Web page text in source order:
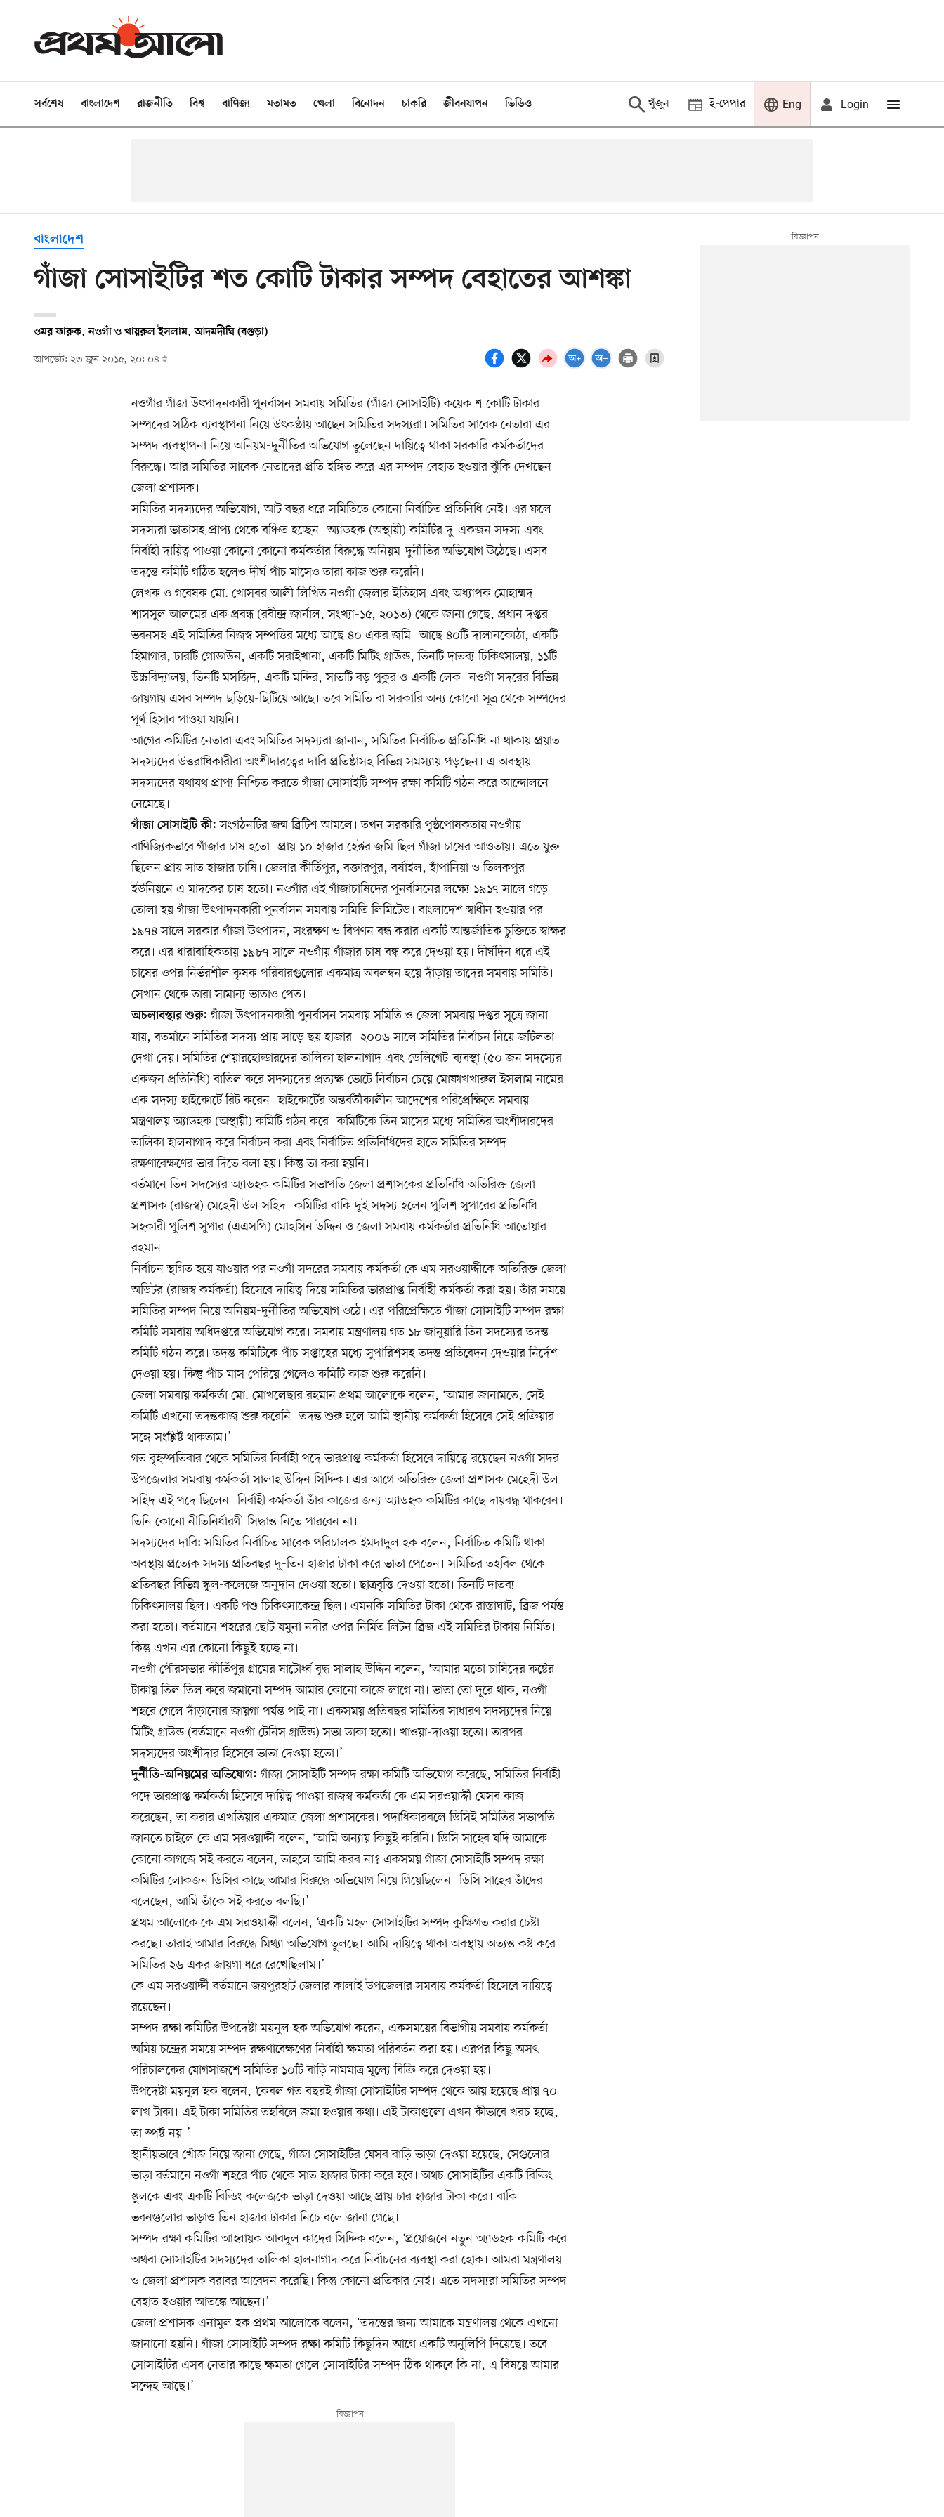
সর্বশেষ বাংলাদেশ রাজনীতি বিশ্ব বাণিজ্য মতামত খেলা বিনোদন চাকরি জীবনযাপন ভিডিও খুঁজুন ই-পেপার Eng Login
বাংলাদেশ
গাঁজা সোসাইটির শত কোটি টাকার সম্পদ বেহাতের আশঙ্কা
ওমর ফারুক, নওগাঁ ও খায়রুল ইসলাম, আদমদীঘি (বগুড়া)
আপডেট: ২৩ জুন ২০১৫, ২০: ০৪
নওগাঁর গাঁজা উৎপাদনকারী পুনর্বাসন সমবায় সমিতির (গাঁজা সোসাইটি) কয়েক শ কোটি টাকার
সম্পদের সঠিক ব্যবস্থাপনা নিয়ে উৎকণ্ঠায় আছেন সমিতির সদস্যরা। সমিতির সাবেক নেতারা এর
সম্পদ ব্যবস্থাপনা নিয়ে অনিয়ম-দুর্নীতির অভিযোগ তুলেছেন দায়িত্বে থাকা সরকারি কর্মকর্তাদের
বিরুদ্ধে। আর সমিতির সাবেক নেতাদের প্রতি ইঙ্গিত করে এর সম্পদ বেহাত হওয়ার ঝুঁকি দেখছেন
জেলা প্রশাসক।
সমিতির সদস্যদের অভিযোগ, আট বছর ধরে সমিতিতে কোনো নির্বাচিত প্রতিনিধি নেই। এর ফলে
সদস্যরা ভাতাসহ প্রাপ্য থেকে বঞ্চিত হচ্ছেন। অ্যাডহক (অস্থায়ী) কমিটির দু-একজন সদস্য এবং
নির্বাহী দায়িত্ব পাওয়া কোনো কোনো কর্মকর্তার বিরুদ্ধে অনিয়ম-দুর্নীতির অভিযোগ উঠেছে। এসব
তদন্তে কমিটি গঠিত হলেও দীর্ঘ পাঁচ মাসেও তারা কাজ শুরু করেনি।
লেখক ও গবেষক মো. খোসবর আলী লিখিত নওগাঁ জেলার ইতিহাস এবং অধ্যাপক মোহাম্মদ
শাসসুল আলমের এক প্রবন্ধ (রবীন্দ্র জার্নাল, সংখ্যা-১৫, ২০১৩) থেকে জানা গেছে, প্রধান দপ্তর
ভবনসহ এই সমিতির নিজস্ব সম্পত্তির মধ্যে আছে ৪০ একর জমি। আছে ৪০টি দালানকোঠা, একটি
হিমাগার, চারটি গোডাউন, একটি সরাইখানা, একটি মিটিং গ্রাউন্ড, তিনটি দাতব্য চিকিৎসালয়, ১১টি
উচ্চবিদ্যালয়, তিনটি মসজিদ, একটি মন্দির, সাতটি বড় পুকুর ও একটি লেক। নওগাঁ সদরের বিভিন্ন
জায়গায় এসব সম্পদ ছড়িয়ে-ছিটিয়ে আছে। তবে সমিতি বা সরকারি অন্য কোনো সূত্র থেকে সম্পদের
পূর্ণ হিসাব পাওয়া যায়নি।
আগের কমিটির নেতারা এবং সমিতির সদস্যরা জানান, সমিতির নির্বাচিত প্রতিনিধি না থাকায় প্রয়াত
সদস্যদের উত্তরাধিকারীরা অংশীদারত্বের দাবি প্রতিষ্ঠাসহ বিভিন্ন সমস্যায় পড়ছেন। এ অবস্থায়
সদস্যদের যথাযথ প্রাপ্য নিশ্চিত করতে গাঁজা সোসাইটি সম্পদ রক্ষা কমিটি গঠন করে আন্দোলনে
নেমেছে।
গাঁজা সোসাইটি কী: সংগঠনটির জন্ম ব্রিটিশ আমলে। তখন সরকারি পৃষ্ঠপোষকতায় নওগাঁয়
বাণিজ্যিকভাবে গাঁজার চাষ হতো। প্রায় ১০ হাজার হেক্টর জমি ছিল গাঁজা চাষের আওতায়। এতে যুক্ত
ছিলেন প্রায় সাত হাজার চাষি। জেলার কীর্তিপুর, বক্তারপুর, বর্ষাইল, হাঁপানিয়া ও তিলকপুর
ইউনিয়নে এ মাদকের চাষ হতো। নওগাঁর এই গাঁজাচাষিদের পুনর্বাসনের লক্ষ্যে ১৯১৭ সালে গড়ে
তোলা হয় গাঁজা উৎপাদনকারী পুনর্বাসন সমবায় সমিতি লিমিটেড। বাংলাদেশ স্বাধীন হওয়ার পর
১৯৭৪ সালে সরকার গাঁজা উৎপাদন, সংরক্ষণ ও বিপণন বন্ধ করার একটি আন্তর্জাতিক চুক্তিতে স্বাক্ষর
করে। এর ধারাবাহিকতায় ১৯৮৭ সালে নওগাঁয় গাঁজার চাষ বন্ধ করে দেওয়া হয়। দীর্ঘদিন ধরে এই
চাষের ওপর নির্ভরশীল কৃষক পরিবারগুলোর একমাত্র অবলম্বন হয়ে দাঁড়ায় তাদের সমবায় সমিতি।
সেখান থেকে তারা সামান্য ভাতাও পেত।
অচলাবস্থার শুরু: গাঁজা উৎপাদনকারী পুনর্বাসন সমবায় সমিতি ও জেলা সমবায় দপ্তর সূত্রে জানা
যায়, বতর্মানে সমিতির সদস্য প্রায় সাড়ে ছয় হাজার। ২০০৬ সালে সমিতির নির্বাচন নিয়ে জটিলতা
দেখা দেয়। সমিতির শেয়ারহোল্ডারদের তালিকা হালনাগাদ এবং ডেলিগেট-ব্যবস্থা (৫০ জন সদস্যের
একজন প্রতিনিধি) বাতিল করে সদস্যদের প্রত্যক্ষ ভোটে নির্বাচন চেয়ে মোফাখখারুল ইসলাম নামের
এক সদস্য হাইকোর্টে রিট করেন। হাইকোর্টের অন্তর্বর্তীকালীন আদেশের পরিপ্রেক্ষিতে সমবায়
মন্ত্রণালয় অ্যাডহক (অস্থায়ী) কমিটি গঠন করে। কমিটিকে তিন মাসের মধ্যে সমিতির অংশীদারদের
তালিকা হালনাগাদ করে নির্বাচন করা এবং নির্বাচিত প্রতিনিধিদের হাতে সমিতির সম্পদ
রক্ষণাবেক্ষণের ভার দিতে বলা হয়। কিন্তু তা করা হয়নি।
বর্তমানে তিন সদস্যের অ্যাডহক কমিটির সভাপতি জেলা প্রশাসকের প্রতিনিধি অতিরিক্ত জেলা
প্রশাসক (রাজস্ব) মেহেদী উল সহিদ। কমিটির বাকি দুই সদস্য হলেন পুলিশ সুপারের প্রতিনিধি
সহকারী পুলিশ সুপার (এএসপি) মোহসিন উদ্দিন ও জেলা সমবায় কর্মকর্তার প্রতিনিধি আতোয়ার
রহমান।
নির্বাচন স্থগিত হয়ে যাওয়ার পর নওগাঁ সদরের সমবায় কর্মকর্তা কে এম সরওয়ার্দ্দীকে অতিরিক্ত জেলা
অডিটর (রাজস্ব কর্মকর্তা) হিসেবে দায়িত্ব দিয়ে সমিতির ভারপ্রাপ্ত নির্বাহী কর্মকর্তা করা হয়। তাঁর সময়ে
সমিতির সম্পদ নিয়ে অনিয়ম-দুর্নীতির অভিযোগ ওঠে। এর পরিপ্রেক্ষিতে গাঁজা সোসাইটি সম্পদ রক্ষা
কমিটি সমবায় অধিদপ্তরে অভিযোগ করে। সমবায় মন্ত্রণালয় গত ১৮ জানুয়ারি তিন সদস্যের তদন্ত
কমিটি গঠন করে। তদন্ত কমিটিকে পাঁচ সপ্তাহের মধ্যে সুপারিশসহ তদন্ত প্রতিবেদন দেওয়ার নির্দেশ
দেওয়া হয়। কিন্তু পাঁচ মাস পেরিয়ে গেলেও কমিটি কাজ শুরু করেনি।
জেলা সমবায় কর্মকর্তা মো. মোখলেছার রহমান প্রথম আলোকে বলেন, ‘আমার জানামতে, সেই
কমিটি এখনো তদন্তকাজ শুরু করেনি। তদন্ত শুরু হলে আমি স্থানীয় কর্মকর্তা হিসেবে সেই প্রক্রিয়ার
সঙ্গে সংশ্লিষ্ট থাকতাম।’
গত বৃহস্পতিবার থেকে সমিতির নির্বাহী পদে ভারপ্রাপ্ত কর্মকর্তা হিসেবে দায়িত্বে রয়েছেন নওগাঁ সদর
উপজেলার সমবায় কর্মকর্তা সালাহ উদ্দিন সিদ্দিক। এর আগে অতিরিক্ত জেলা প্রশাসক মেহেদী উল
সহিদ এই পদে ছিলেন। নির্বাহী কর্মকর্তা তাঁর কাজের জন্য অ্যাডহক কমিটির কাছে দায়বদ্ধ থাকবেন।
তিনি কোনো নীতিনির্ধারণী সিদ্ধান্ত নিতে পারবেন না।
সদস্যদের দাবি: সমিতির নির্বাচিত সাবেক পরিচালক ইমদাদুল হক বলেন, নির্বাচিত কমিটি থাকা
অবস্থায় প্রত্যেক সদস্য প্রতিবছর দু-তিন হাজার টাকা করে ভাতা পেতেন। সমিতির তহবিল থেকে
প্রতিবছর বিভিন্ন স্কুল-কলেজে অনুদান দেওয়া হতো। ছাত্রবৃত্তি দেওয়া হতো। তিনটি দাতব্য
চিকিৎসালয় ছিল। একটি পশু চিকিৎসাকেন্দ্র ছিল। এমনকি সমিতির টাকা থেকে রাস্তাঘাট, ব্রিজ পর্যন্ত
করা হতো। বর্তমানে শহরের ছোট যমুনা নদীর ওপর নির্মিত লিটন ব্রিজ এই সমিতির টাকায় নির্মিত।
কিন্তু এখন এর কোনো কিছুই হচ্ছে না।
নওগাঁ পৌরসভার কীর্তিপুর গ্রামের ষাটোর্ধ্ব বৃদ্ধ সালাহ উদ্দিন বলেন, ‘আমার মতো চাষিদের কষ্টের
টাকায় তিল তিল করে জমানো সম্পদ আমার কোনো কাজে লাগে না। ভাতা তো দূরে থাক, নওগাঁ
শহরে গেলে দাঁড়ানোর জায়গা পর্যন্ত পাই না। একসময় প্রতিবছর সমিতির সাধারণ সদস্যদের নিয়ে
মিটিং গ্রাউন্ড (বর্তমানে নওগাঁ টেনিস গ্রাউন্ড) সভা ডাকা হতো। খাওয়া-দাওয়া হতো। তারপর
সদস্যদের অংশীদার হিসেবে ভাতা দেওয়া হতো।’
দুর্নীতি-অনিয়মের অভিযোগ: গাঁজা সোসাইটি সম্পদ রক্ষা কমিটি অভিযোগ করেছে, সমিতির নির্বাহী
পদে ভারপ্রাপ্ত কর্মকর্তা হিসেবে দায়িত্ব পাওয়া রাজস্ব কর্মকর্তা কে এম সরওয়ার্দ্দী যেসব কাজ
করেছেন, তা করার এখতিয়ার একমাত্র জেলা প্রশাসকের। পদাধিকারবলে ডিসিই সমিতির সভাপতি।
জানতে চাইলে কে এম সরওয়ার্দ্দী বলেন, ‘আমি অন্যায় কিছুই করিনি। ডিসি সাহেব যদি আমাকে
কোনো কাগজে সই করতে বলেন, তাহলে আমি করব না? একসময় গাঁজা সোসাইটি সম্পদ রক্ষা
কমিটির লোকজন ডিসির কাছে আমার বিরুদ্ধে অভিযোগ নিয়ে গিয়েছিলেন। ডিসি সাহেব তাঁদের
বলেছেন, আমি তাঁকে সই করতে বলছি।’
প্রথম আলোকে কে এম সরওয়ার্দ্দী বলেন, ‘একটি মহল সোসাইটির সম্পদ কুক্ষিগত করার চেষ্টা
করছে। তারাই আমার বিরুদ্ধে মিথ্যা অভিযোগ তুলছে। আমি দায়িত্বে থাকা অবস্থায় অত্যন্ত কষ্ট করে
সমিতির ২৬ একর জায়গা ধরে রেখেছিলাম।’
কে এম সরওয়ার্দ্দী বর্তমানে জয়পুরহাট জেলার কালাই উপজেলার সমবায় কর্মকর্তা হিসেবে দায়িত্বে
রয়েছেন।
সম্পদ রক্ষা কমিটির উপদেষ্টা ময়নুল হক অভিযোগ করেন, একসময়ের বিভাগীয় সমবায় কর্মকর্তা
অমিয় চন্দ্রের সময়ে সম্পদ রক্ষণাবেক্ষণের নির্বাহী ক্ষমতা পরিবর্তন করা হয়। এরপর কিছু অসৎ
পরিচালকের যোগসাজশে সমিতির ১০টি বাড়ি নামমাত্র মূল্যে বিক্রি করে দেওয়া হয়।
উপদেষ্টা ময়নুল হক বলেন, ‘কেবল গত বছরই গাঁজা সোসাইটির সম্পদ থেকে আয় হয়েছে প্রায় ৭০
লাখ টাকা। এই টাকা সমিতির তহবিলে জমা হওয়ার কথা। এই টাকাগুলো এখন কীভাবে খরচ হচ্ছে,
তা স্পষ্ট নয়।’
স্থানীয়ভাবে খোঁজ নিয়ে জানা গেছে, গাঁজা সোসাইটির যেসব বাড়ি ভাড়া দেওয়া হয়েছে, সেগুলোর
ভাড়া বর্তমানে নওগাঁ শহরে পাঁচ থেকে সাত হাজার টাকা করে হবে। অথচ সোসাইটির একটি বিল্ডিং
স্কুলকে এবং একটি বিল্ডিং কলেজকে ভাড়া দেওয়া আছে প্রায় চার হাজার টাকা করে। বাকি
ভবনগুলোর ভাড়াও তিন হাজার টাকার নিচে বলে জানা গেছে।
সম্পদ রক্ষা কমিটির আহ্বায়ক আবদুল কাদের সিদ্দিক বলেন, ‘প্রয়োজনে নতুন অ্যাডহক কমিটি করে
অথবা সোসাইটির সদস্যদের তালিকা হালনাগাদ করে নির্বাচনের ব্যবস্থা করা হোক। আমরা মন্ত্রণালয়
ও জেলা প্রশাসক বরাবর আবেদন করেছি। কিন্তু কোনো প্রতিকার নেই। এতে সদস্যরা সমিতির সম্পদ
বেহাত হওয়ার আতঙ্কে আছেন।’
জেলা প্রশাসক এনামুল হক প্রথম আলোকে বলেন, ‘তদন্তের জন্য আমাকে মন্ত্রণালয় থেকে এখনো
জানানো হয়নি। গাঁজা সোসাইটি সম্পদ রক্ষা কমিটি কিছুদিন আগে একটি অনুলিপি দিয়েছে। তবে
সোসাইটির এসব নেতার কাছে ক্ষমতা গেলে সোসাইটির সম্পদ ঠিক থাকবে কি না, এ বিষয়ে আমার
সন্দেহ আছে।’